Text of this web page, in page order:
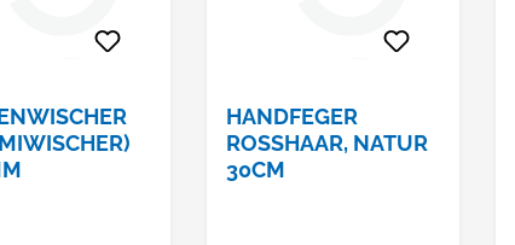
HANDFEGER
ROSSHAAR, NATUR
30CM